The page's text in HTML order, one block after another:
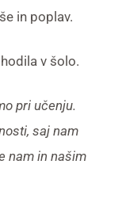
in poplav.
v šolo.
pri učenju.
saj nam
nam in našim